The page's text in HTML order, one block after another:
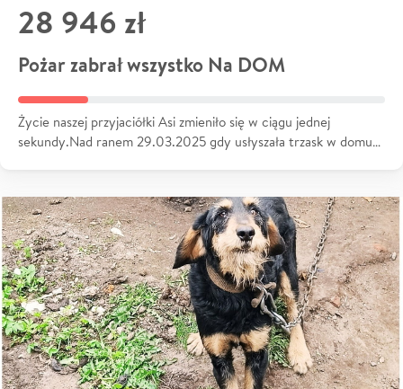
28 946 zł
Pożar zabrał wszystko Na DOM
Życie naszej przyjaciółki Asi zmieniło się w ciągu jednej
sekundy.Nad ranem 29.03.2025 gdy usłyszała trzask w domu…